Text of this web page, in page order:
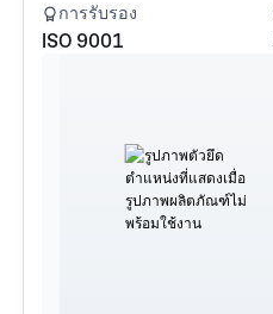
การรับรอง
ISO 9001